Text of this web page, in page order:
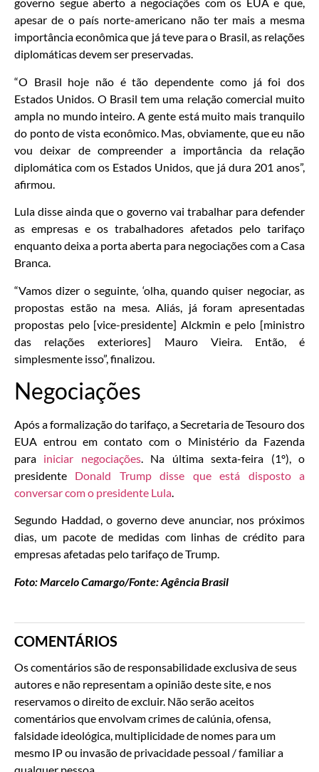
governo segue aberto a negociações com os EUA e que,
apesar de o país norte-americano não ter mais a mesma
importância econômica que já teve para o Brasil, as relações
diplomáticas devem ser preservadas.
“O Brasil hoje não é tão dependente como já foi dos
Estados Unidos. O Brasil tem uma relação comercial muito
ampla no mundo inteiro. A gente está muito mais tranquilo
do ponto de vista econômico. Mas, obviamente, que eu não
vou deixar de compreender a importância da relação
diplomática com os Estados Unidos, que já dura 201 anos”,
afirmou.
Lula disse ainda que o governo vai trabalhar para defender
as empresas e os trabalhadores afetados pelo tarifaço
enquanto deixa a porta aberta para negociações com a Casa
Branca.
“Vamos dizer o seguinte, ‘olha, quando quiser negociar, as
propostas estão na mesa. Aliás, já foram apresentadas
propostas pelo [vice-presidente] Alckmin e pelo [ministro
das relações exteriores] Mauro Vieira. Então, é
simplesmente isso”, finalizou.
Negociações
Após a formalização do tarifaço, a Secretaria de Tesouro dos
EUA entrou em contato com o Ministério da Fazenda
para iniciar negociações. Na última sexta-feira (1º), o
presidente Donald Trump disse que está disposto a
conversar com o presidente Lula.
Segundo Haddad, o governo deve anunciar, nos próximos
dias, um pacote de medidas com linhas de crédito para
empresas afetadas pelo tarifaço de Trump.
Foto: Marcelo Camargo/Fonte: Agência Brasil
COMENTÁRIOS
Os comentários são de responsabilidade exclusiva de seus
autores e não representam a opinião deste site, e nos
reservamos o direito de excluir. Não serão aceitos
comentários que envolvam crimes de calúnia, ofensa,
falsidade ideológica, multiplicidade de nomes para um
mesmo IP ou invasão de privacidade pessoal / familiar a